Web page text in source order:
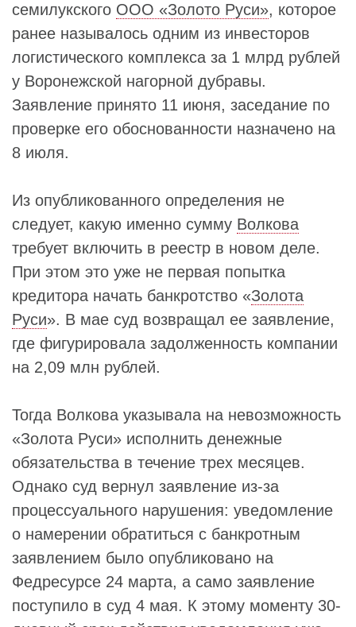
семилукского ООО «Золото Руси», которое
ранее называлось одним из инвесторов
логистического комплекса за 1 млрд рублей
у Воронежской нагорной дубравы.
Заявление принято 11 июня, заседание по
проверке его обоснованности назначено на
8 июля.
Из опубликованного определения не
следует, какую именно сумму Волкова
требует включить в реестр в новом деле.
При этом это уже не первая попытка
кредитора начать банкротство «Золота
Руси». В мае суд возвращал ее заявление,
где фигурировала задолженность компании
на 2,09 млн рублей.
Тогда Волкова указывала на невозможность
«Золота Руси» исполнить денежные
обязательства в течение трех месяцев.
Однако суд вернул заявление из-за
процессуального нарушения: уведомление
о намерении обратиться с банкротным
заявлением было опубликовано на
Федресурсе 24 марта, а само заявление
поступило в суд 4 мая. К этому моменту 30-